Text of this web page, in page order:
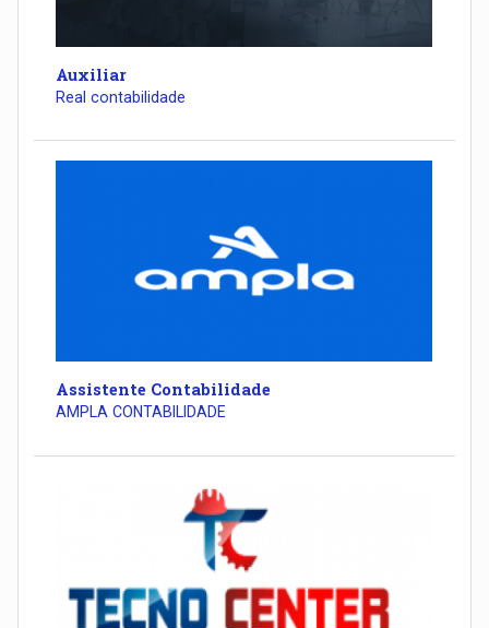
Auxiliar
Real contabilidade
Assistente Contabilidade
AMPLA CONTABILIDADE